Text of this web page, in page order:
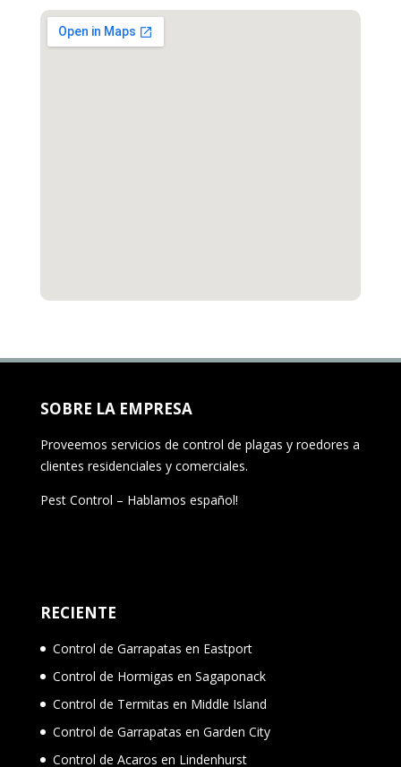
SOBRE LA EMPRESA
Proveemos servicios de control de plagas y roedores a
clientes residenciales y comerciales.
Pest Control – Hablamos español!
RECIENTE
Control de Garrapatas en Eastport
Control de Hormigas en Sagaponack
Control de Termitas en Middle Island
Control de Garrapatas en Garden City
Control de Acaros en Lindenhurst